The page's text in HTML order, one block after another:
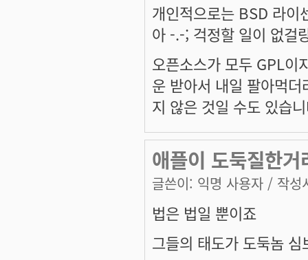
개인적으로는 BSD 라
아 -.-; 걱정할 일이 없걸
오픈소스가 모두 GPL이
운 받아서 내일 팔아먹
지 않은 것일 수도 있습
애플이 도둑질한거
글쓴이: 익명 사용자 / 작성
법은 법일 뿐이죠
그들의 태도가 도둑놈